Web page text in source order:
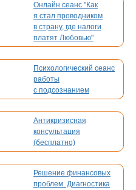
Онлайн сеанс "Как
я стал проводником
в страну, где налоги
платят Любовью"
Психологический сеанс
работы
с подсознанием
Антикризисная
консультация
(бесплатно)
Решение финансовых
проблем. Диагностика